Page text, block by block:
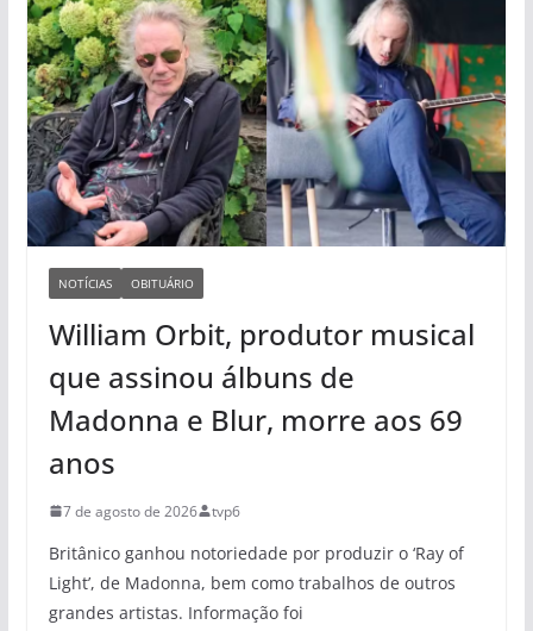
NOTÍCIAS OBITUÁRIO
William Orbit, produtor musical
que assinou álbuns de
Madonna e Blur, morre aos 69
anos
7 de agosto de 2026 tvp6
Britânico ganhou notoriedade por produzir o ‘Ray of
Light’, de Madonna, bem como trabalhos de outros
grandes artistas. Informação foi